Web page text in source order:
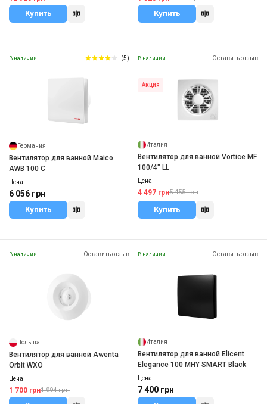
Купить Купить
В наличии (5)
Германия
Вентилятор для ванной Maico
AWB 100 С
Цена
6 056 грн
Купить
В наличии Оставить отзыв
Акция
Италия
Вентилятор для ванной Vortice MF
100/4" LL
Цена
4 497 грн5 455 грн
Купить
В наличии Оставить отзыв
Польша
Вентилятор для ванной Awenta
Orbit WXO
Цена
1 700 грн1 994 грн
В наличии Оставить отзыв
Италия
Вентилятор для ванной Elicent
Elegance 100 MHY SMART Black
Цена
7 400 грн